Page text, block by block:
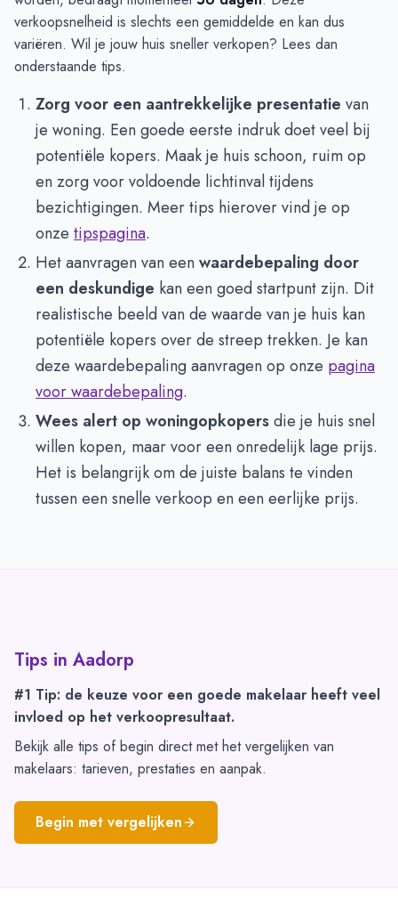
verkoopsnelheid is slechts een gemiddelde en kan dus
variëren. Wil je jouw huis sneller verkopen? Lees dan
onderstaande tips.
Zorg voor een aantrekkelijke presentatie van
je woning. Een goede eerste indruk doet veel bij
potentiële kopers. Maak je huis schoon, ruim op
en zorg voor voldoende lichtinval tijdens
bezichtigingen. Meer tips hierover vind je op
onze tipspagina.
Het aanvragen van eenwaardebepaling door
een deskundige kan een goed startpunt zijn. Dit
realistische beeld van de waarde van je huis kan
potentiële kopers over de streep trekken. Je kan
deze waardebepaling aanvragen op onze pagina
voor waardebepaling.
Wees alert op woningopkopersdie je huis snel
willen kopen, maar voor een onredelijk lage prijs.
Het is belangrijk om de juiste balans te vinden
tussen een snelle verkoop en een eerlijke prijs.
Tips in Aadorp
#1 Tip: de keuze voor een goede makelaar heeft veel
invloed op het verkoopresultaat.
Bekijk alle tips of begin direct met het vergelijken van
makelaars: tarieven, prestaties en aanpak.
Begin met vergelijken